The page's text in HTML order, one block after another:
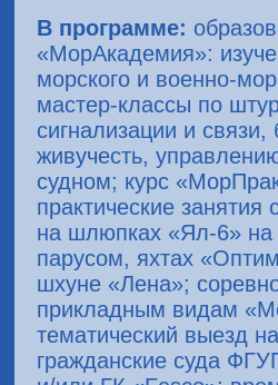
В программе:
«МорАкадемия»:
морского и военно-
мастер-классы по
сигнализации и связи,
живучесть,
судном; курс
практические
на шлюпках «Ял-6» на
парусом, яхтах
шхуне «Лена»;
прикладным видам
тематический выезд
гражданские суда